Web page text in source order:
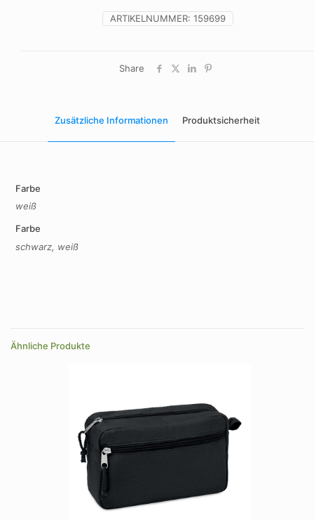
ARTIKELNUMMER: 159699
Share
Zusätzliche Informationen Produktsicherheit
Farbe
weiß
Farbe
schwarz, weiß
Ähnliche Produkte